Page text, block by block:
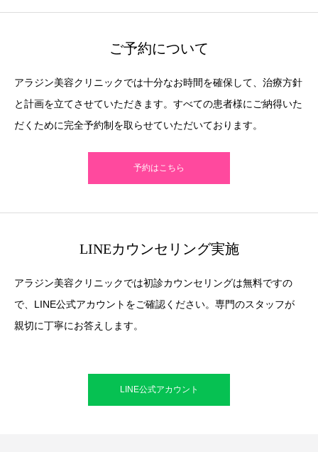
ご予約について
アラジン美容クリニックでは十分なお時間を確保して、治療方針
と計画を立てさせていただきます。すべての患者様にご納得いた
だくために完全予約制を取らせていただいております。
予約はこちら
LINEカウンセリング実施
アラジン美容クリニックでは初診カウンセリングは無料ですの
で、LINE公式アカウントをご確認ください。専門のスタッフが
親切に丁寧にお答えします。
LINE公式アカウント